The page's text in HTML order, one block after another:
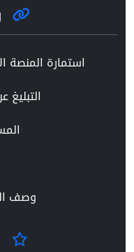
استمارة المنصة
وصف